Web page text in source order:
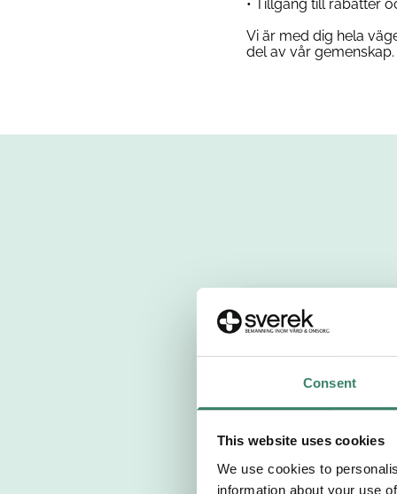
Consent
This website uses cookies
We use cookies to
information about your use
• Tillgång till rabatter
Vi är med dig hela
del av vår
Fyll i
Personnummer
Välj yrkesroll